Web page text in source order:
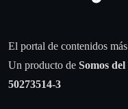
El portal de contenidos
Un producto de Somos
50273514-3